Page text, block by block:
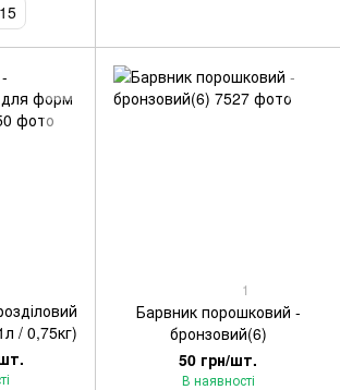
/ 0,75кг)
1
Барвник порошковий -
бронзовий(6)
50 грн/шт.
В наявності